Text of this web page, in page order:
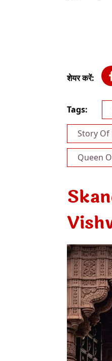
शेयर करें:
Tags:
Story Of
Queen